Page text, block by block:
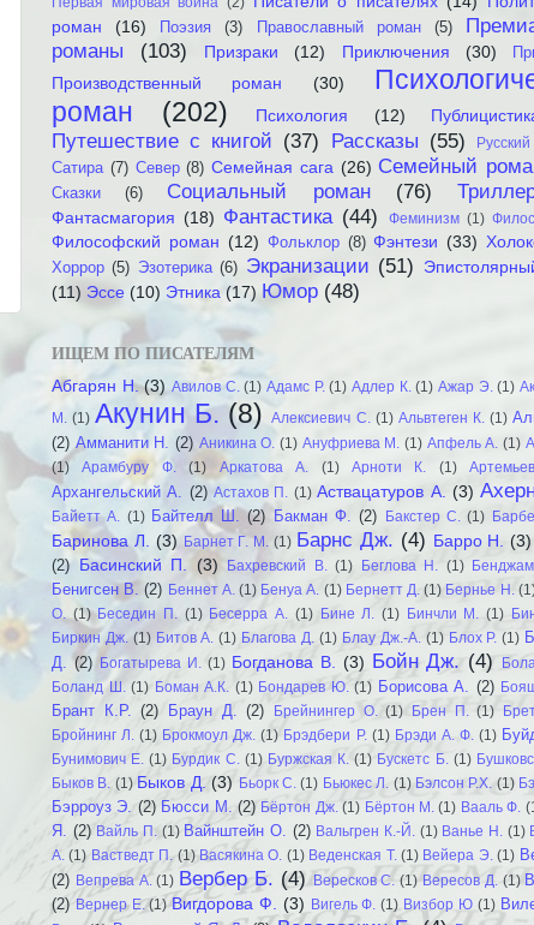
роман
(16) Поэзия (3) Православный роман (5)
романы
(103) Призраки (12) Приключения (30)
Производственный роман (30)
роман
(202) Психология (12)
Путешествие с книгой (37) Рассказы (55)
Сатира (7) Север (8) Семейная сага (26) Семейный
Сказки (6) Социальный роман (76)
Фантасмагория (18) Фантастика (44) Феминизм (1)
Философский роман (12) Фольклор (8) Фэнтези (33)
Хоррор (5) Эзотерика (6) Экранизации (51)
(11) Эссе (10) Этника (17) Юмор (48)
ИЩЕМ ПО ПИСАТЕЛЯМ
Абгарян Н. (3) Авилов С. (1) Адамс Р. (1) Адлер К. (1) Ажар Э. (1)
М. (1) Акунин Б. (8) Алексиевич С. (1) Альвтеген К. (1)
(2) Амманити Н. (2) Аникина О. (1) Ануфриева М. (1) Апфель А. (1)
(1)
Арамбуру Ф. (1) Аркатова А. (1) Арноти К. (1)
Архангельский А. (2) Астахов П. (1) Аствацатуров А. (3)
Байетт А. (1) Байтелл Ш. (2) Бакман Ф. (2) Бакстер С. (1)
Баринова Л. (3) Барнет Г. М. (1) Барнс Дж. (4) Барро Н. (3)
(2) Басинский П. (3) Бахревский В. (1) Беглова Н. (1)
Бенигсен В. (2) Беннет А. (1) Бенуа А. (1) Бернетт Д. (1) Бернье Н.
О.
(1) Беседин П. (1) Бесерра А. (1) Бине Л. (1) Бинчли М. (1)
Биркин Дж. (1) Битов А. (1) Благова Д. (1) Блау Дж.-А. (1) Блох Р. (1)
Д. (2) Богатырева И. (1) Богданова В. (3) Бойн Дж. (4)
Боланд Ш.
(1) Боман А.К. (1) Бондарев Ю. (1) Борисова А. (2)
Брант К.Р. (2) Браун Д. (2) Брейнингер О. (1) Брен П. (1)
Бройнинг Л.
(1) Брокмоул Дж. (1) Брэдбери Р. (1) Брэди А. Ф. (1)
Бунимович Е. (1) Бурдик С. (1) Буржская К. (1) Бускетc Б. (1)
Быков В. (1) Быков Д. (3) Бьорк С. (1) Бьюкес Л. (1) Бэлсон Р.Х. (1)
Бэрроуз Э. (2) Бюсси М. (2) Бёртон Дж. (1) Бёртон М. (1) Вааль Ф.
Я. (2) Вайль П. (1) Вайнштейн О. (2) Вальгрен К.-Й. (1) Ванье Н. (1)
А. (1) Вастведт П. (1) Васякина О. (1) Веденская Т. (1) Вейера Э. (1)
(2) Вепрева А. (1) Вербер Б. (4) Вересков С. (1) Вересов Д. (1)
(2) Вернер Е. (1) Вигдорова Ф. (3) Вигель Ф. (1) Визбор Ю (1)